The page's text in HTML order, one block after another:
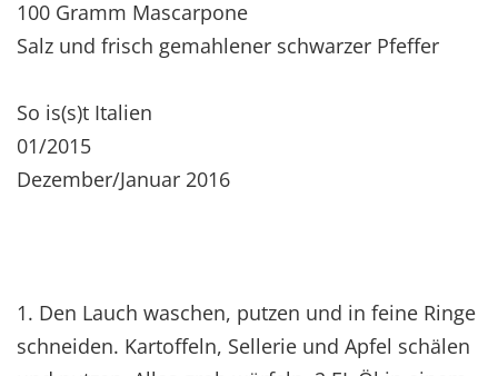
100 Gramm Mascarpone
Salz und frisch gemahlener schwarzer Pfeffer
So is(s)t Italien
01/2015
Dezember/Januar 2016
1. Den Lauch waschen, putzen und in feine Ringe
schneiden. Kartoffeln, Sellerie und Apfel schälen